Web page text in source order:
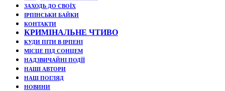
ЗАХОДЬ ДО СВОЇХ
ІРПІНСЬКИ БАЙКИ
КОНТАКТИ
КРИМІНАЛЬНЕ ЧТИВО
КУДИ ПІТИ В ІРПЕНІ
МІСЦЕ ПІД СОНЦЕМ
НАДЗВИЧАЙНІ ПОДЇЇ
НАШІ АВТОРИ
НАШ ПОГЛЯД
НОВИНИ